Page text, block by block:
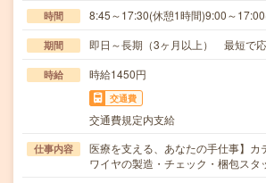
時間 8:45～17:30(休憩1時間)9:00～
期間 即日～長期（3ヶ月以上） 最短で応
時給 時給1450円
交通費
交通費規定内支給
仕事内容
医療を支える、あなたの手仕事】カ
ワイヤの製造・チェック・梱包ス